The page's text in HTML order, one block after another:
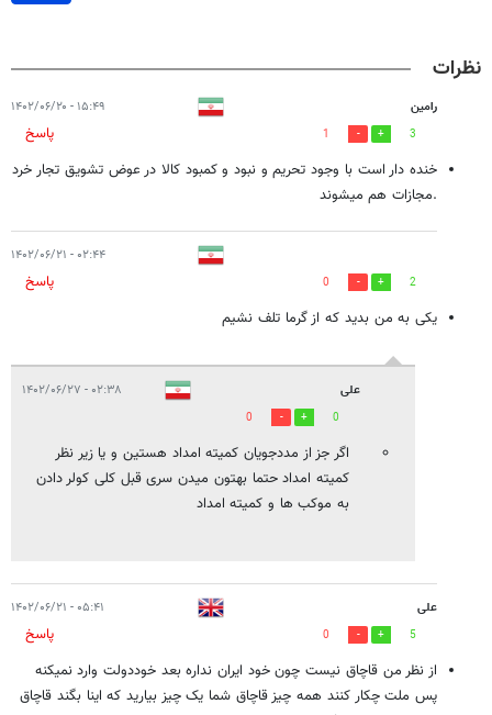
نظرات
رامین ۱۵:۴۹ - ۱۴۰۲/۰۶/۲۰
3
1
پاسخ
خنده دار است با وجود تحریم و نبود و کمبود کالا در عوض تشویق تجار خرد
.مجازات هم میشوند
۰۲:۴۴ - ۱۴۰۲/۰۶/۲۱
2
0
پاسخ
یکی به من بدید که از گرما تلف نشیم
علی ۰۲:۳۸ - ۱۴۰۲/۰۶/۲۷
0
0
اگر جز از مددجویان کمیته امداد هستین و یا زیر نظر
کمیته امداد حتما بهتون میدن سری قبل کلی کولر دادن
به موکب ها و کمیته امداد
علی ۰۵:۴۱ - ۱۴۰۲/۰۶/۲۱
5
0
پاسخ
از نظر من قاچاق نیست چون خود ایران نداره بعد خوددولت وارد نمیکنه
پس ملت چکار کنند همه چیز قاچاق شما یک چیز بیارید که اینا بگند قاچاق